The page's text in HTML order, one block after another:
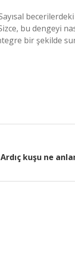
becerilerdeki
bu dengeyi
bir şekilde
Ardıç kuşu ne